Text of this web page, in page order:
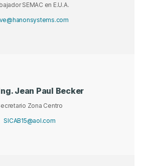
SEMAC en E.U.A.
Jean Paul Becker
Zona Centro
SICAB15@aol.com